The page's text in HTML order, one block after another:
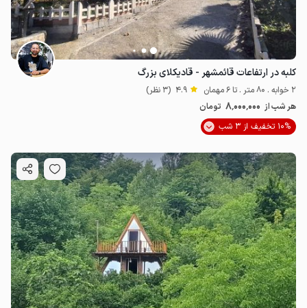
کلبه در ارتفاعات قائمشهر - قادیکلای بزرگ
2 خوابه . 80 متر . تا 6 مهمان 4.9 (3 نظر)
هر شب از 8٬000٬000 تومان
10% تخفیف از 3 شب